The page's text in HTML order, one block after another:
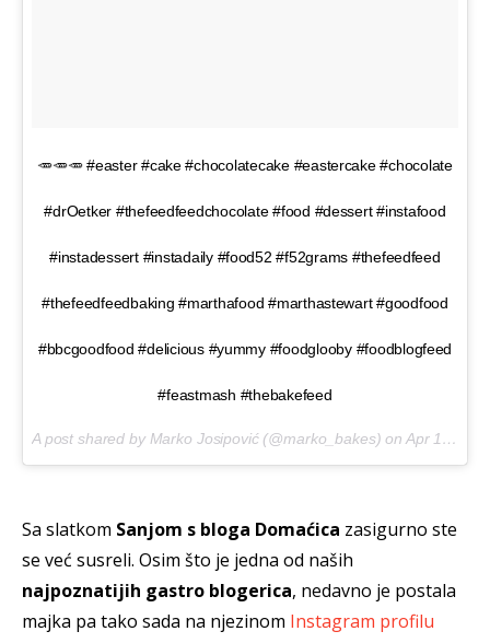
🥕🥕🥕 #easter #cake #chocolatecake #eastercake #chocolate
#drOetker #thefeedfeedchocolate #food #dessert #instafood
#instadessert #instadaily #food52 #f52grams #thefeedfeed
#thefeedfeedbaking #marthafood #marthastewart #goodfood
#bbcgoodfood #delicious #yummy #foodglooby #foodblogfeed
#feastmash #thebakefeed
A post shared by Marko Josipović (@marko_bakes) on Apr 13, 2017 at 11:23pm PDT
Sa slatkom Sanjom s bloga Domaćica zasigurno ste
se već susreli. Osim što je jedna od naših
najpoznatijih gastro blogerica, nedavno je postala
majka pa tako sada na njezinom Instagram profilu